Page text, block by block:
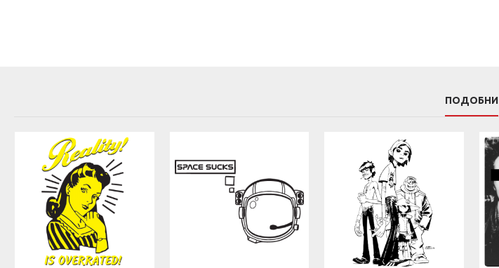
ПОДОБНИ